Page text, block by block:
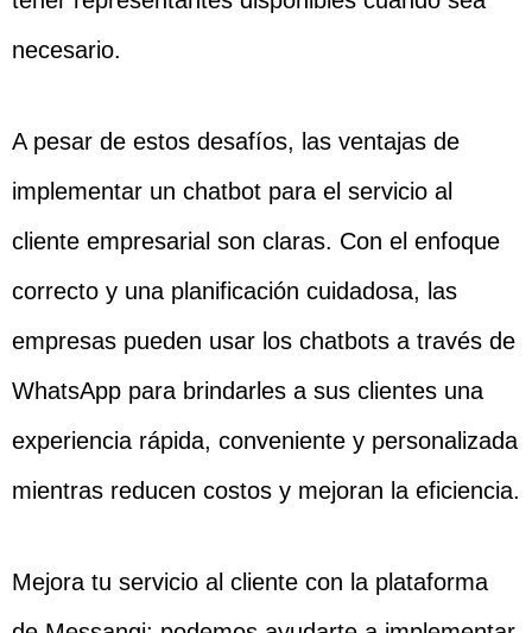
necesario.
A pesar de estos desafíos, las ventajas de
implementar un chatbot para el servicio al
cliente empresarial son claras. Con el enfoque
correcto y una planificación cuidadosa, las
empresas pueden usar los chatbots a través de
WhatsApp para brindarles a sus clientes una
experiencia rápida, conveniente y personalizada
mientras reducen costos y mejoran la eficiencia.
Mejora tu servicio al cliente con la plataforma